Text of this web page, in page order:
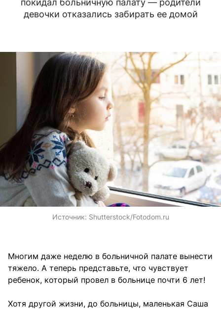
покидал больничную палату — родители
девочки отказались забирать ее домой
Источник: Shutterstock/Fotodom.ru
Многим даже неделю в больничной палате вынести
тяжело. А теперь представьте, что чувствует
ребенок, который провел в больнице почти 6 лет!
Хотя другой жизни, до больницы, маленькая Саша